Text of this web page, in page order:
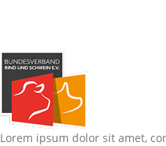
Lorem ipsum dolor sit amet,